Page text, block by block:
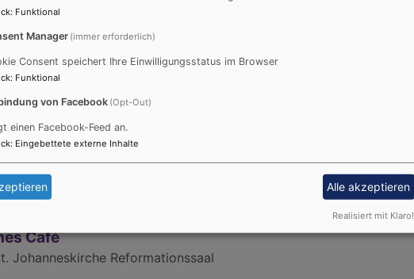
15 Uhr
Café
Café
Johanneskirche Reformationssaal
: Funktional
Manager (immer erforderlich)
Consent speichert Ihre Einwilligungsstatus im Browser
: Funktional
von Facebook (Opt-Out)
einen Facebook-Feed an.
: Eingebettete externe Inhalte
Alle akzeptieren
Realisiert mit Klaro!